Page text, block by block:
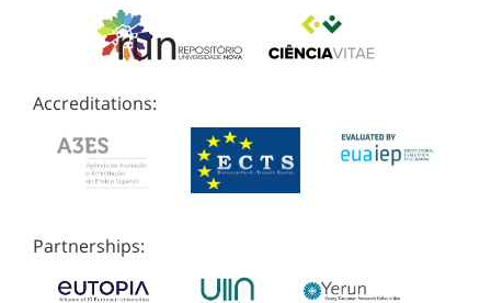
Accreditations:
Partnerships: